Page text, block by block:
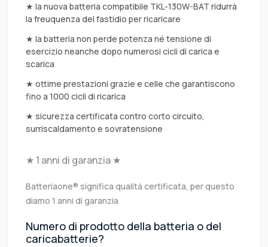
★ la nuova batteria compatibile TKL-130W-BAT ridurrà
la freuquenza del fastidio per ricaricare
★ la batteria non perde potenza né tensione di
esercizio neanche dopo numerosi cicli di carica e
scarica
★ ottime prestazioni grazie e celle che garantiscono
fino a 1000 cicli di ricarica
★ sicurezza certificata contro corto circuito,
surriscaldamento e sovratensione
★ 1 anni di garanzia ★
Batteriaone® significa qualità certificata, per questo
diamo 1 anni di garanzia
Numero di prodotto della batteria o del
caricabatterie?